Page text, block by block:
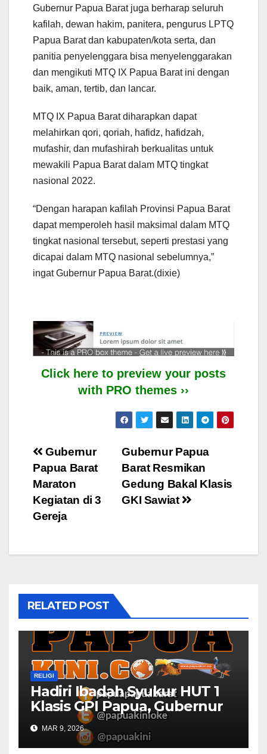
Gubernur Papua Barat juga berharap seluruh
kafilah, dewan hakim, panitera, pengurus LPTQ
Papua Barat dan kabupaten/kota serta, dan
panitia penyelenggara bisa menyelenggarakan
dan mengikuti MTQ IX Papua Barat ini dengan
baik, aman, tertib, dan lancar.
MTQ IX Papua Barat diharapkan dapat
melahirkan qori, qoriah, hafidz, hafidzah,
mufashir, dan mufashirah berkualitas untuk
mewakili Papua Barat dalam MTQ tingkat
nasional 2022.
“Dengan harapan kafilah Provinsi Papua Barat
dapat memperoleh hasil maksimal dalam MTQ
tingkat nasional tersebut, seperti prestasi yang
dicapai dalam MTQ nasional sebelumnya,”
ingat Gubernur Papua Barat.(dixie)
Click here to preview your posts
with PRO themes ››
Post
navigation
Gubernur Papua
Barat Resmikan
Gedung Bakal Klasis
GKI Sawiat
Gubernur
Papua Barat
Maraton
Kegiatan di 3
Gereja
RELATED POST
RELIGI
Hadiri Ibadah Syukur HUT 1
Klasis GPI Papua, Gubernur
Papua Barat Ingatkan Peran
Gereja
MAR 9, 2026